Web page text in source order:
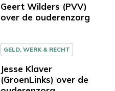
Geert Wilders (PVV)
over de ouderenzorg
GELD, WERK & RECHT
Jesse Klaver
(GroenLinks) over de